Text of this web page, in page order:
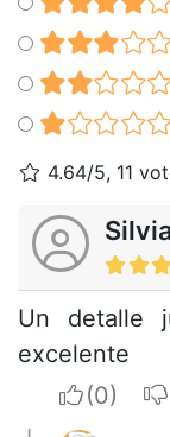
4.64/5, 11
Un detalle
excelente
I